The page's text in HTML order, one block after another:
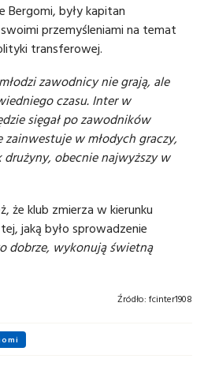
Bergomi, były kapitan
przemyśleniami na temat
transferowej.
zawodnicy nie grają, ale
czasu. Inter w
sięgał po zawodników
w młodych graczy,
obecnie najwyższy w
że klub zmierza w kierunku
jaką było sprowadzenie
dobrze, wykonują świetną
Źródło: fcinter1908